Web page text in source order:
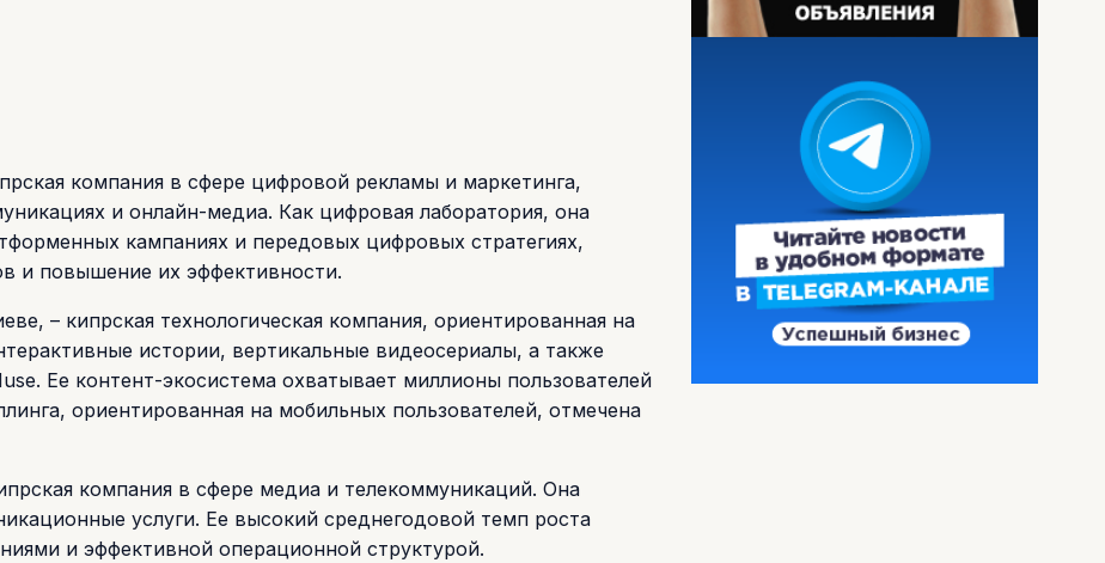
компания в сфере цифровой рекламы и маркетинга,
и онлайн-медиа. Как цифровая лаборатория, она
кампаниях и передовых цифровых стратегиях,
и повышение их эффективности.
– кипрская технологическая компания, ориентированная на
истории, вертикальные видеосериалы, а также
Ее контент-экосистема охватывает миллионы пользователей
ориентированная на мобильных пользователей, отмечена
компания в сфере медиа и телекоммуникаций. Она
услуги. Ее высокий среднегодовой темп роста
и эффективной операционной структурой.